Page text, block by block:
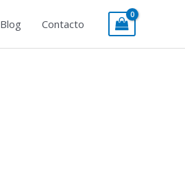
Blog Contacto